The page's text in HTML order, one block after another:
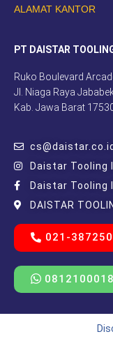
ALAMAT KANTOR
PT DAISTAR
Ruko Boulevard
Jl. Niaga Raya
Kab. Jawa Barat
Daistar Tooling
Daistar Tooling
DAISTAR
021-